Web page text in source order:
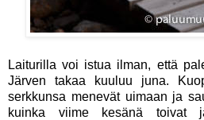
Laiturilla voi istua ilman, että
Järven takaa kuuluu juna.
serkkunsa menevät uimaan ja
kuinka viime kesänä toivat